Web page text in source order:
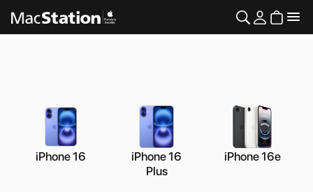
iPhone 16
iPhone 16
Plus
iPhone 16e